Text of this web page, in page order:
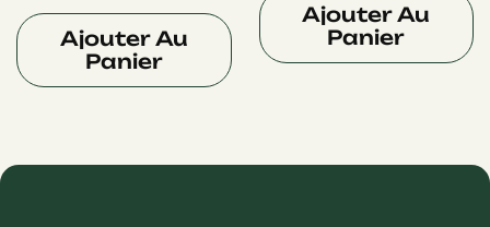
Ajouter Au
Panier
Ajouter Au
Panier